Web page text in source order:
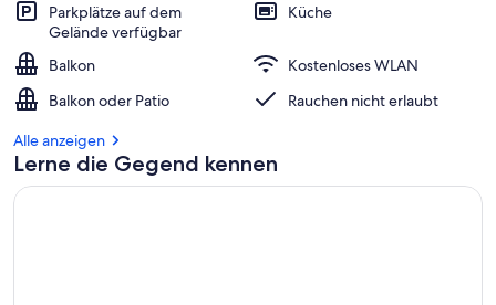
Parkplätze auf dem
Gelände verfügbar
Küche
Balkon
Kostenloses WLAN
Balkon oder Patio
Rauchen nicht erlaubt
Alle anzeigen
Lerne die Gegend kennen